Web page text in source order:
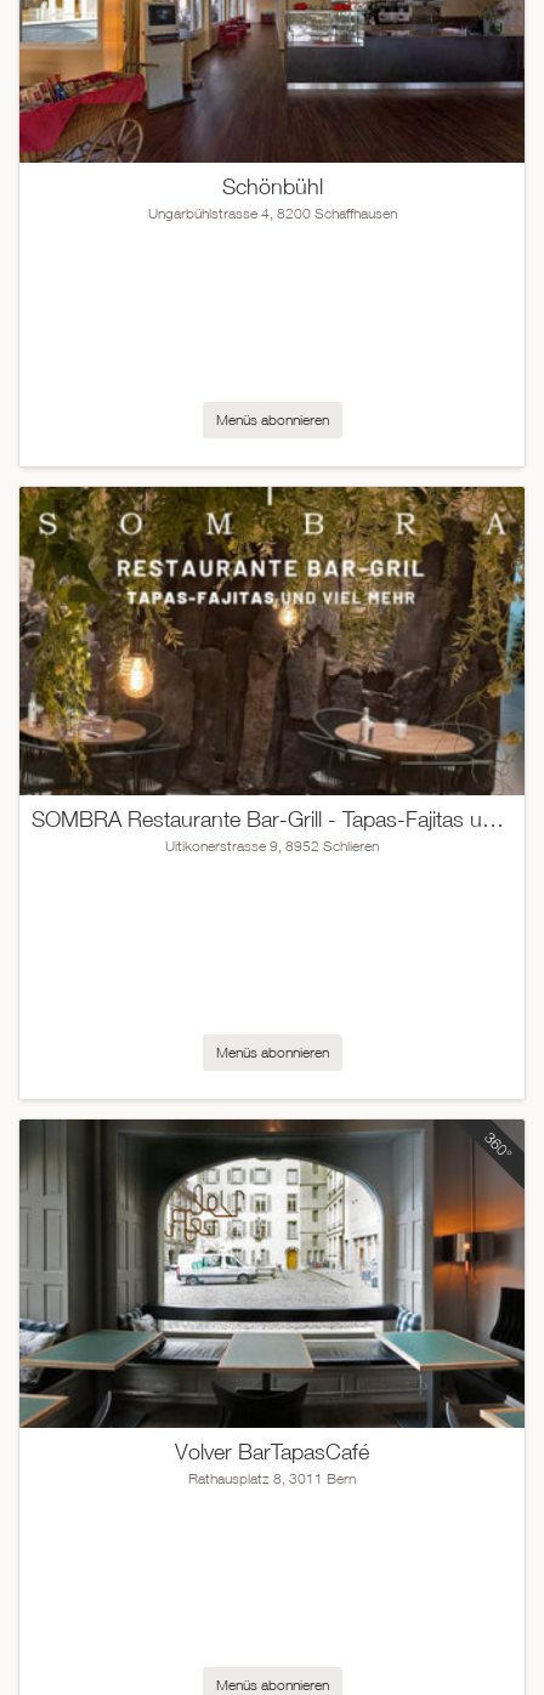
Schönbühl
Ungarbühlstrasse 4, 8200 Schaffhausen
Menüs abonnieren
SOMBRA Restaurante Bar-Grill - Tapas-Fajitas und viel mehr…
Uitikonerstrasse 9, 8952 Schlieren
Menüs abonnieren
Volver BarTapasCafé
Rathausplatz 8, 3011 Bern
Menüs abonnieren